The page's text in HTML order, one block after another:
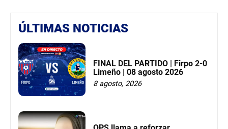
ÚLTIMAS NOTICIAS
FINAL DEL PARTIDO | Firpo 2-0
Limeño | 08 agosto 2026
8 agosto, 2026